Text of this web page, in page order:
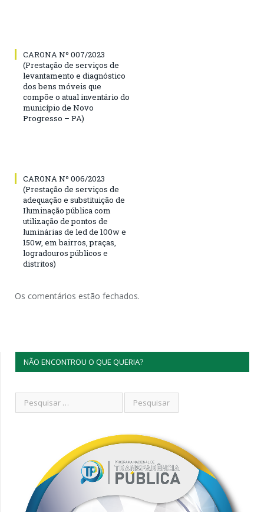
CARONA Nº 007/2023
(Prestação de serviços de
levantamento e diagnóstico
dos bens móveis que
compõe o atual inventário do
município de Novo
Progresso – PA)
CARONA Nº 006/2023
(Prestação de serviços de
adequação e substituição de
Iluminação pública com
utilização de pontos de
luminárias de led de 100w e
150w, em bairros, praças,
logradouros públicos e
distritos)
Os comentários estão fechados.
NÃO ENCONTROU O QUE QUERIA?